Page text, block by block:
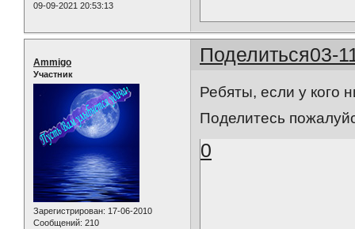
09-09-2021 20:53:13
Поделиться03-
Ammigo
Участник
Зарегистрирован: 17-06-2010
Сообщений: 210
Ребяты, если у кого
Поделитесь
0